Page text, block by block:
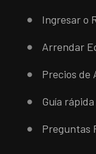
Ingresar o
Arrendar
Precios de
Guía
Preguntas